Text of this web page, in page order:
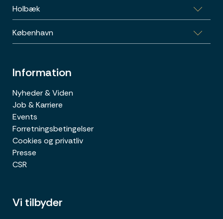
Vestre Ringgade 26-28, 1.sal, 8000 Aarhus C
Holbæk
Sports Allé 5B, 1.th., 4300 Holbæk
København
Information
Nyheder & Viden
Job & Karriere
Events
Forretningsbetingelser
Cookies og privatliv
Presse
CSR
Vi tilbyder